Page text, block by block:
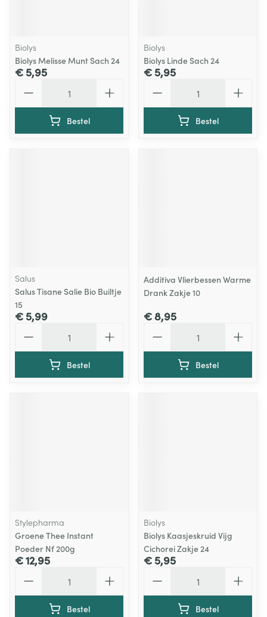
Biolys
Biolys Melisse Munt Sach 24
€ 5,95
Bestel
Biolys
Biolys Linde Sach 24
€ 5,95
Bestel
Salus
Salus Tisane Salie Bio Builtje
15
€ 5,99
Bestel
Additiva Vlierbessen Warme
Drank Zakje 10
€ 8,95
Bestel
Stylepharma
Groene Thee Instant
Poeder Nf 200g
€ 12,95
Bestel
Biolys
Biolys Kaasjeskruid Vijg
Cichorei Zakje 24
€ 5,95
Bestel